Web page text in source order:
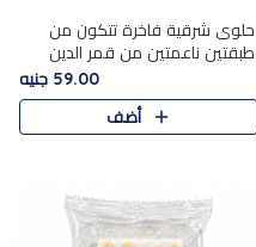
حلوى شرقية فاخرة تتكون من
طبقتين ناعمتين من قمر الدين
الفاخر، تتوسطهما حشوة غنية من
اللوز المحمص لتمنح مزيجًا متوازنًا
من النعومة والقرمشة. ..
59.00 جنيه
أضف